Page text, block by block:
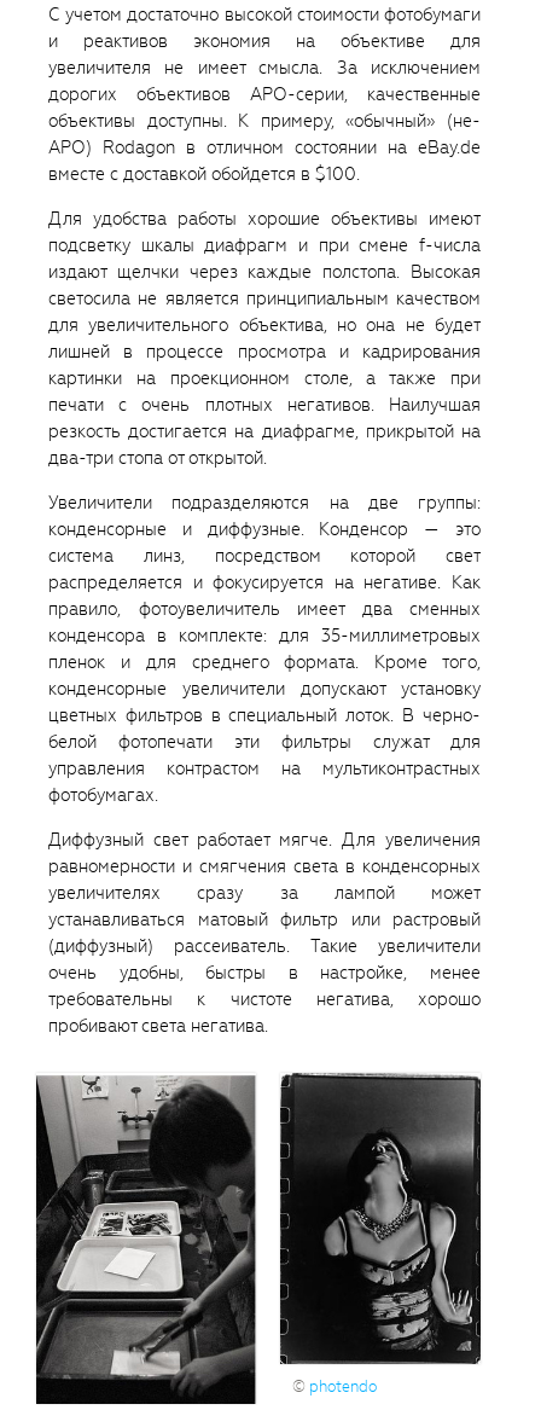
С учетом достаточно высокой стоимости фотобумаги
и реактивов экономия на объективе для
увеличителя не имеет смысла. За исключением
дорогих объективов APO-серии, качественные
объективы доступны. К примеру, «обычный» (не-
APO) Rodagon в отличном состоянии на eBay.de
вместе с доставкой обойдется в $100.
Для удобства работы хорошие объективы имеют
подсветку шкалы диафрагм и при смене f-числа
издают щелчки через каждые полстопа. Высокая
светосила не является принципиальным качеством
для увеличительного объектива, но она не будет
лишней в процессе просмотра и кадрирования
картинки на проекционном столе, а также при
печати с очень плотных негативов. Наилучшая
резкость достигается на диафрагме, прикрытой на
два-три стопа от открытой.
Увеличители подразделяются на две группы:
конденсорные и диффузные. Конденсор — это
система линз, посредством которой свет
распределяется и фокусируется на негативе. Как
правило, фотоувеличитель имеет два сменных
конденсора в комплекте: для 35-миллиметровых
пленок и для среднего формата. Кроме того,
конденсорные увеличители допускают установку
цветных фильтров в специальный лоток. В черно-
белой фотопечати эти фильтры служат для
управления контрастом на мультиконтрастных
фотобумагах.
Диффузный свет работает мягче. Для увеличения
равномерности и смягчения света в конденсорных
увеличителях сразу за лампой может
устанавливаться матовый фильтр или растровый
(диффузный) рассеиватель. Такие увеличители
очень удобны, быстры в настройке, менее
требовательны к чистоте негатива, хорошо
пробивают света негатива.
© photendo